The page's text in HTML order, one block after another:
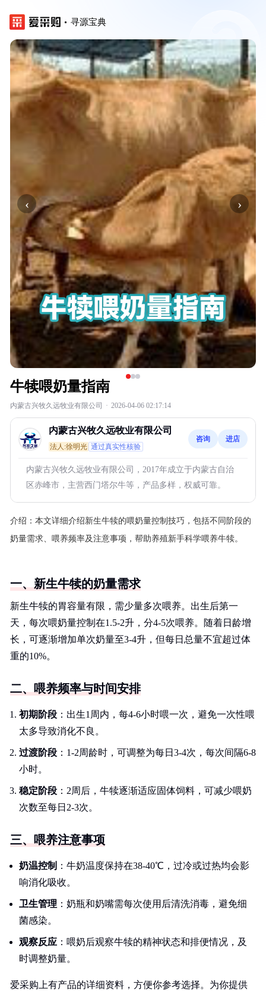
寻源宝典
‹ ›
牛犊喂奶量指南
内蒙古兴牧久远牧业有限公司 · 2026-04-06 02:17:14
内蒙古兴牧久远牧业有限公司
法人:徐明光 通过真实性核验
咨询 进店
内蒙古兴牧久远牧业有限公司，2017年成立于内蒙古自治
区赤峰市，主营西门塔尔牛等，产品多样，权威可靠。
介绍： 本文详细介绍新生牛犊的喂奶量控制技巧，包括不同阶段的
奶量需求、喂养频率及注意事项，帮助养殖新手科学喂养牛犊。
一、新生牛犊的奶量需求
新生牛犊的胃容量有限，需少量多次喂养。出生后第一
天，每次喂奶量控制在1.5-2升，分4-5次喂养。随着日龄增
长，可逐渐增加单次奶量至3-4升，但每日总量不宜超过体
重的10%。
二、喂养频率与时间安排
初期阶段 ：出生1周内，每4-6小时喂一次，避免一次性喂
太多导致消化不良。
过渡阶段 ：1-2周龄时，可调整为每日3-4次，每次间隔6-8
小时。
稳定阶段 ：2周后，牛犊逐渐适应固体饲料，可减少喂奶
次数至每日2-3次。
三、喂养注意事项
奶温控制 ：牛奶温度保持在38-40℃，过冷或过热均会影
响消化吸收。
卫生管理 ：奶瓶和奶嘴需每次使用后清洗消毒，避免细
菌感染。
观察反应 ：喂奶后观察牛犊的精神状态和排便情况，及
时调整奶量。
爱采购上有产品的详细资料，方便你参考选择。为你提供